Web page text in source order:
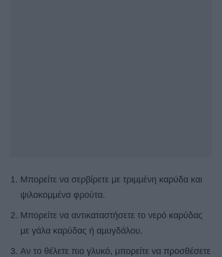
Μπορείτε να σερβίρετε με τριμμένη καρύδα και
ψιλοκομμένα φρούτα.
Μπορείτε να αντικαταστήσετε το νερό καρύδας
με γάλα καρύδας ή αμυγδάλου.
Αν το θέλετε πιο γλυκό, μπορείτε να προσθέσετε